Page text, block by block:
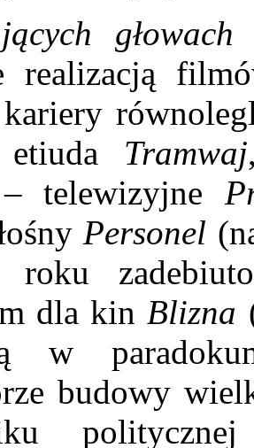
realizacją
etiuda Tramwaj
telewizyjne
Personel
dla kin Blizna
w
budowy
politycznej